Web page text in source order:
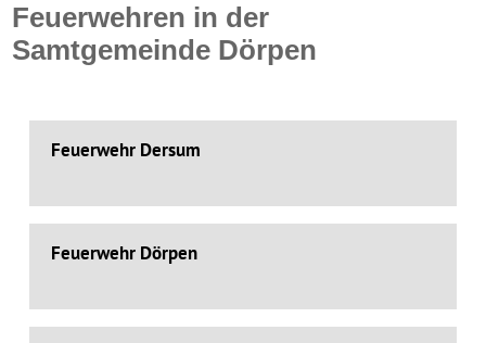
Feuerwehren in der
Samtgemeinde Dörpen
Feuerwehr Dersum
Feuerwehr Dörpen